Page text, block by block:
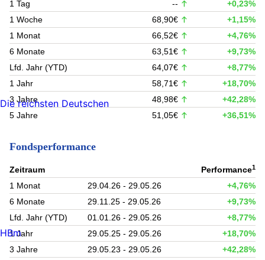
1 Tag
--
+0,23%
1 Woche
68,90€
+1,15%
1 Monat
66,52€
+4,76%
6 Monate
63,51€
+9,73%
Lfd. Jahr (YTD)
64,07€
+8,77%
1 Jahr
58,71€
+18,70%
3 Jahre
48,98€
+42,28%
5 Jahre
51,05€ +36,51%
Fondsperformance
Zeitraum Performance1
1 Monat 29.04.26 - 29.05.26
+4,76%
6 Monate
29.11.25 - 29.05.26
+9,73%
Lfd. Jahr (YTD)
01.01.26 - 29.05.26
+8,77%
1 Jahr
29.05.25 - 29.05.26
+18,70%
3 Jahre
29.05.23 - 29.05.26
+42,28%
Die reichsten Deutschen
HBm